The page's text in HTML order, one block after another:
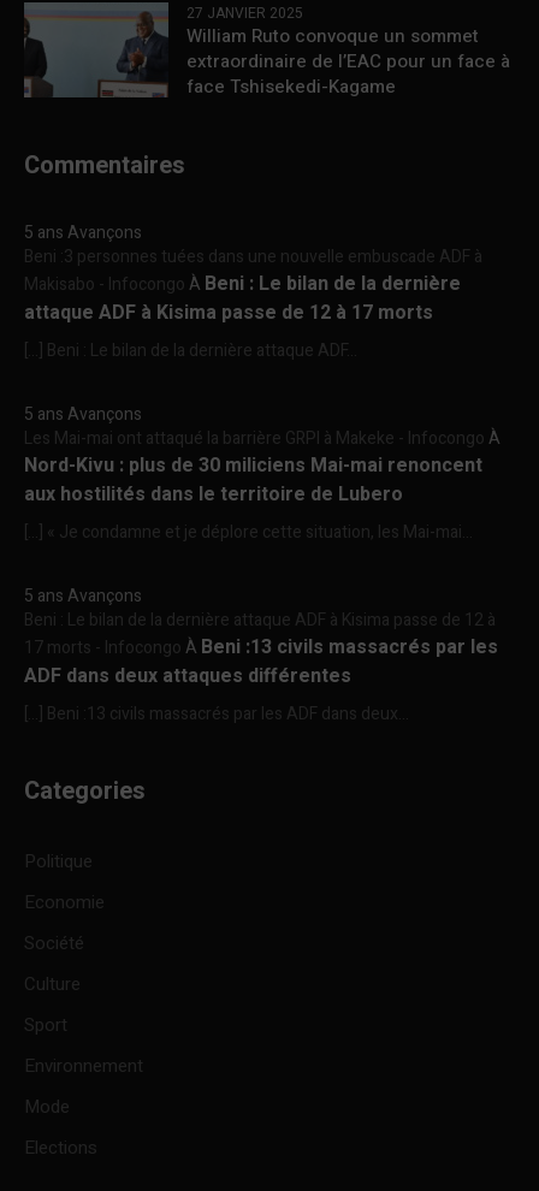
27 JANVIER 2025
William Ruto convoque un sommet
extraordinaire de l’EAC pour un face à
face Tshisekedi-Kagame
Commentaires
5 ans Avançons
Beni :3 personnes tuées dans une nouvelle embuscade ADF à
Makisabo - InfocongoÀ Beni : Le bilan de la dernière
attaque ADF à Kisima passe de 12 à 17 morts
[…] Beni : Le bilan de la dernière attaque ADF...
5 ans Avançons
Les Mai-mai ont attaqué la barrière GRPI à Makeke - InfocongoÀ
Nord-Kivu : plus de 30 miliciens Mai-mai renoncent
aux hostilités dans le territoire de Lubero
[…] « Je condamne et je déplore cette situation, les Mai-mai...
5 ans Avançons
Beni : Le bilan de la dernière attaque ADF à Kisima passe de 12 à
17 morts - InfocongoÀ Beni :13 civils massacrés par les
ADF dans deux attaques différentes
[…] Beni :13 civils massacrés par les ADF dans deux...
Categories
Politique
Economie
Société
Culture
Sport
Environnement
Mode
Elections